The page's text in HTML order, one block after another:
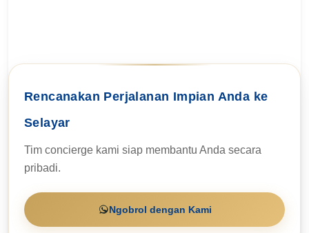
Rencanakan Perjalanan Impian Anda ke
Selayar
Tim concierge kami siap membantu Anda secara
pribadi.
Ngobrol dengan Kami